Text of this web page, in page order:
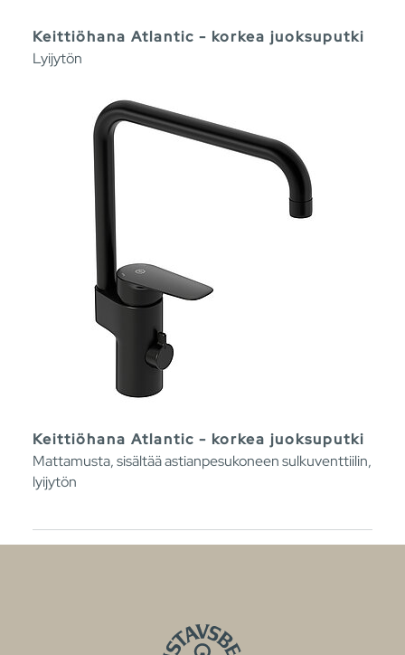
Keittiöhana Atlantic - korkea juoksuputki
Lyijytön
Keittiöhana Atlantic - korkea juoksuputki
Mattamusta, sisältää astianpesukoneen sulkuventtiilin,
lyijytön